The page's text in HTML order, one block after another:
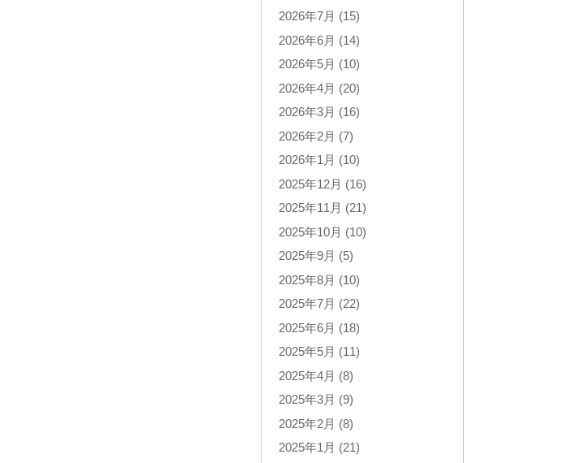
2026年7月 (15)
2026年6月 (14)
2026年5月 (10)
2026年4月 (20)
2026年3月 (16)
2026年2月 (7)
2026年1月 (10)
2025年12月 (16)
2025年11月 (21)
2025年10月 (10)
2025年9月 (5)
2025年8月 (10)
2025年7月 (22)
2025年6月 (18)
2025年5月 (11)
2025年4月 (8)
2025年3月 (9)
2025年2月 (8)
2025年1月 (21)